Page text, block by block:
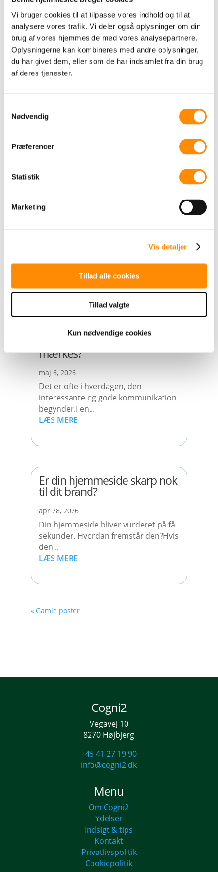
Vi bruger cookies til at tilpasse vores indhold og til at
analysere vores trafik. Vi deler også oplysninger om din
brug af vores hjemmeside med vores analysepartnere.
Oplysningerne kan kombineres med andre oplysninger,
du har givet dem, eller som de har indsamlet fra din brug
af deres tjenester.
Nødvendig
Præferencer
Statistik
Marketing
Vis detaljer
Tillad alle cookies
Tillad valgte
Kun nødvendige cookies
Spørg dig selv:
Hvad driver mig egentlig?
Hvad tror jeg på?
Hvad ville jeg sige, hvis præsentationen
ikke var poleret?
troværdige kommunikation begynder.
Mit sommerønske er flere
gode samtaler
Vi taler mindre og mindre sammen.
Kan jeres kommunikation
mærkes?
maj 6, 2026
Det er ofte i hverdagen, den
interessante og gode kommunikation
begynder.I en...
LÆS MERE
Er din hjemmeside skarp nok
til dit brand?
apr 28, 2026
Din hjemmeside bliver vurderet på få
sekunder. Hvordan fremstår den?Hvis
den...
LÆS MERE
« Gamle poster
Cogni2
Vegavej 10
8270 Højbjerg
+45 41 27 19 90
info@cogni2.dk
Menu
Om Cogni2
Ydelser
Indsigt & tips
Kontakt
Privatlivspolitik
Cookiepolitik